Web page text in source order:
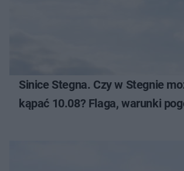
Sinice Stegna. Czy w Stegnie
kąpać 10.08? Flaga, warunki